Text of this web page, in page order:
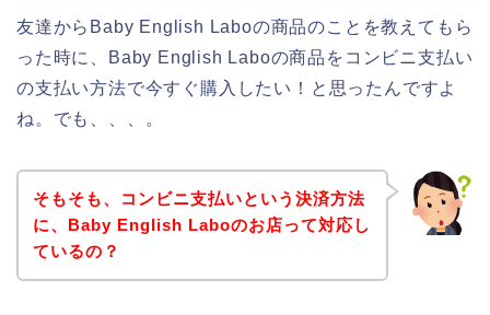
友達からBaby English Laboの商品のことを教えてもら
った時に、Baby English Laboの商品をコンビニ支払い
の支払い方法で今すぐ購入したい！と思ったんですよ
ね。でも、、、。
そもそも、コンビニ支払いという決済方法
に、Baby English Laboのお店って対応し
ているの？